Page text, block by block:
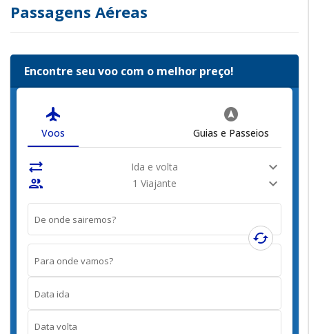
Passagens Aéreas
Encontre seu voo com o melhor preço!
flight
Voos
assistant_navigation
Guias e Passeios
sync_alt Ida e volta
expand_more
people
1 Viajante expand_more
De onde sairemos?
cached
Para onde vamos?
Data ida
Data volta